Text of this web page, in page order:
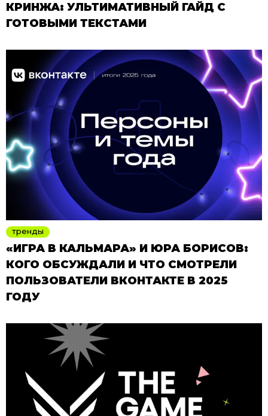
КРИНЖА: УЛЬТИМАТИВНЫЙ ГАЙД С
ГОТОВЫМИ ТЕКСТАМИ
тренды
«ИГРА В КАЛЬМАРА» И ЮРА БОРИСОВ:
КОГО ОБСУЖДАЛИ И ЧТО СМОТРЕЛИ
ПОЛЬЗОВАТЕЛИ ВКОНТАКТЕ В 2025
ГОДУ